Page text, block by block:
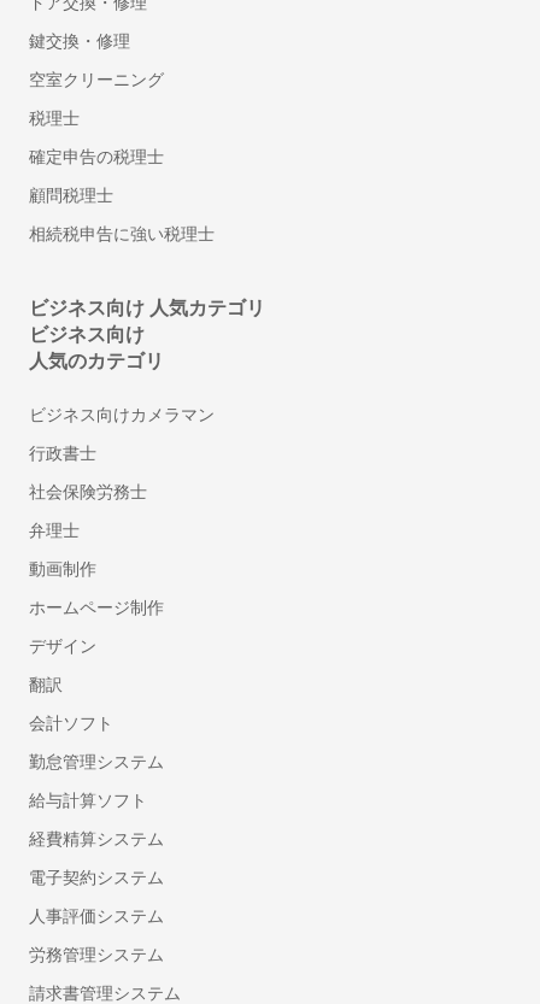
商標登録・出願に強い事務所・弁理士
フォトウエディング・前撮りの出張撮影
家族写真・記念写真の出張撮影
遺影・生前撮影
成人式写真の前撮り・出張撮影
マタニティフォトの出張撮影
七五三写真の出張撮影
婚活写真・お見合い写真撮影
動画撮影
セミナー・講演会・イベント動画撮影
鍵・防犯対策
鍵交換・修理
鍵開け・鍵屋
盗聴器・盗撮器の調査・発見
行政書士
車庫証明に強い行政書士
遺産相続手続き代行に強い行政書士
許認可に強い行政書士
離婚の公正証書に強い行政書士
建設業許可の申請に強い行政書士
ビザ申請代行・入管業務代行に強い行政書士
内容証明・債権債務問題に強い行政書士
古物商許可申請代行の行政書士
鍵交換・修理
空室クリーニング
税理士
確定申告の税理士
顧問税理士
相続税申告に強い税理士
ビジネス向け 人気カテゴリ
ビジネス向け
人気のカテゴリ
ビジネス向けカメラマン
行政書士
社会保険労務士
弁理士
動画制作
ホームページ制作
デザイン
翻訳
会計ソフト
勤怠管理システム
給与計算ソフト
経費精算システム
電子契約システム
人事評価システム
労務管理システム
請求書管理システム